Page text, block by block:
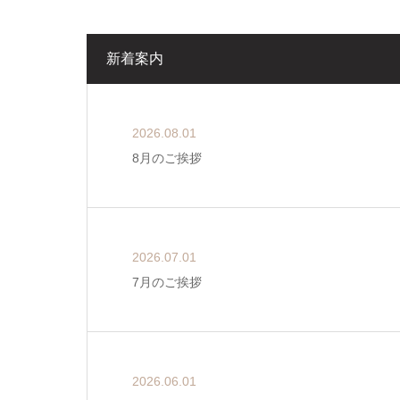
新着案内
2026.08.01
8月のご挨拶
2026.07.01
7月のご挨拶
2026.06.01